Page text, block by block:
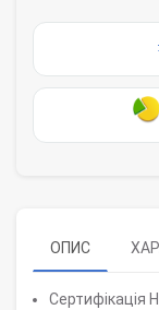
ОПИС
Сертифікація